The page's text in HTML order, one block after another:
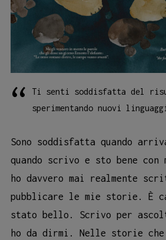
Ti senti soddisfatta del
sperimentando nuovi
Sono soddisfatta quando
quando scrivo e sto bene con
ho davvero mai realmente
pubblicare le mie storie. È
stato bello. Scrivo per
ho da dirmi. Nelle storie che